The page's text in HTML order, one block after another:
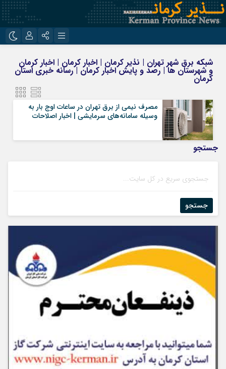
روبیکا
ایتا
مرا به خاطر بسپار
شبکه برق شهر تهران | نذیر کرمان | اخبار کرمان | اخبار کرمان
و شهرستان ها | رصد و پایش اخبار کرمان | رسانه خبری استان
کرمان
مصرف نیمی از برق تهران در ساعات اوج بار به
وسیله سامانه‌های سرمایشی | اخبار اصلاحات
جستجو
جستجو